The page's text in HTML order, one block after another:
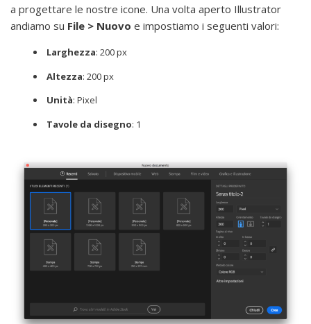
a progettare le nostre icone. Una volta aperto Illustrator
andiamo su File > Nuovo e impostiamo i seguenti valori:
Larghezza: 200 px
Altezza: 200 px
Unità: Pixel
Tavole da disegno: 1